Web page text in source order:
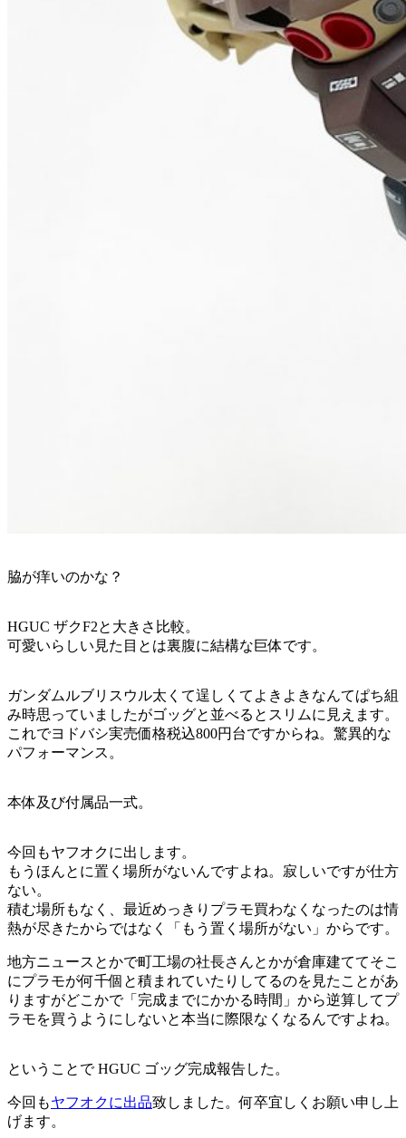
脇が痒いのかな？
HGUC ザクF2と大きさ比較。
可愛いらしい見た目とは裏腹に結構な巨体です。
ガンダムルブリスウル太くて逞しくてよきよきなんてぱち組
み時思っていましたがゴッグと並べるとスリムに見えます。
これでヨドバシ実売価格税込800円台ですからね。驚異的な
パフォーマンス。
本体及び付属品一式。
今回もヤフオクに出します。
もうほんとに置く場所がないんですよね。寂しいですが仕方
ない。
積む場所もなく、最近めっきりプラモ買わなくなったのは情
熱が尽きたからではなく「もう置く場所がない」からです。
地方ニュースとかで町工場の社長さんとかが倉庫建ててそこ
にプラモが何千個と積まれていたりしてるのを見たことがあ
りますがどこかで「完成までにかかる時間」から逆算してプ
ラモを買うようにしないと本当に際限なくなるんですよね。
ということで HGUC ゴッグ完成報告した。
今回もヤフオクに出品致しました。何卒宜しくお願い申し上
げます。